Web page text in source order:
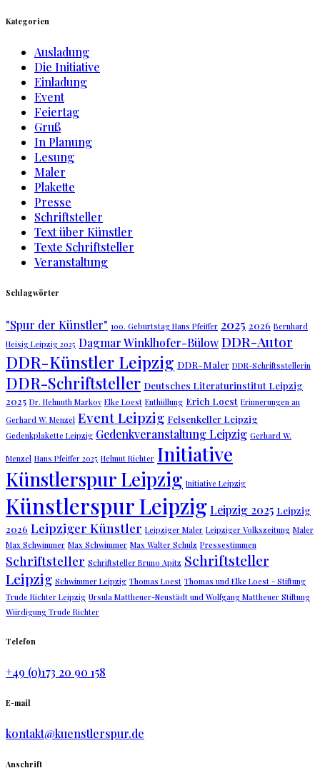
Kategorien
Ausladung
Die Initiative
Einladung
Event
Feiertag
Gruß
In Planung
Lesung
Maler
Plakette
Presse
Schriftsteller
Text über Künstler
Texte Schriftsteller
Veranstaltung
Schlagwörter
"Spur der Künstler" 100. Geburtstag Hans Pfeiffer 2025 2026 Bernhard
Heisig Leipzig 2025 Dagmar Winklhofer-BülowDDR-Autor
DDR-Künstler Leipzig DDR-Maler DDR-Schriftsstellerin
DDR-Schriftsteller Deutsches Literaturinstitut Leipzig
2025 Dr. Helmuth Markov Elke Loest Enthüllung Erich Loest Erinnerungen an
Gerhard W. Menzel Event Leipzig Felsenkeller Leipzig
Gedenkplakette Leipzig Gedenkveranstaltung Leipzig Gerhard W.
Menzel Hans Pfeiffer 2025 Helmut Richter Initiative
Künstlerspur Leipzig Initiative Leipzig
Künstlerspur Leipzig Leipzig 2025 Leipzig
2026 Leipziger Künstler Leipziger Maler Leipziger Volkszeitung Maler
Max Schwimmer Max Schwimmer Max Walter Schulz Pressestimmen
Schriftsteller Schriftsteller Bruno Apitz Schriftsteller
Leipzig Schwimmer Leipzig Thomas Loest Thomas und Elke Loest - Stiftung
Trude Richter Leipzig Ursula Mattheuer-Neustädt und Wolfgang Mattheuer Stiftung
Würdigung Trude Richter
Telefon
+49 (0)173 20 90 158
E-mail
kontakt@kuenstlerspur.de
Anschrift